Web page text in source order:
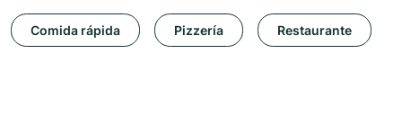
Comida rápida Pizzería Restaurante